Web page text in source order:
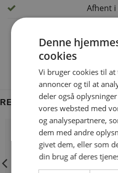
Afhent
RELATEREDE VARER
Denne
cookies
Vi bruger cookies til
annoncer og til at
deler også
vores websted med
og analysepartnere,
dem med andre
givet dem, eller som
din brug af deres